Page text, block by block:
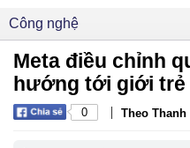
Công nghệ
Meta điều chỉnh
hướng tới giới trẻ
0 | Theo